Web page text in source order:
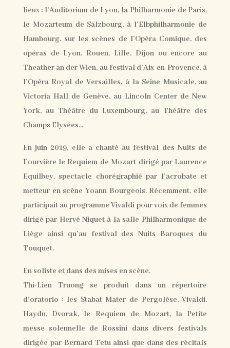
lieux : l’Auditorium de Lyon, la Philharmonie de Paris,
le Mozarteum de Salzbourg, à l’Elbphilharmonie de
Hambourg, sur les scènes de l’Opéra Comique, des
opéras de Lyon, Rouen, Lille, Dijon ou encore au
Theather an der Wien, au festival d’Aix-en-Provence, à
l’Opéra Royal de Versailles, à la Seine Musicale, au
Victoria Hall de Genève, au Lincoln Center de New
York, au Théâtre du Luxembourg, au Théâtre des
Champs Elysées…
En juin 2019, elle a chanté au festival des Nuits de
Fourvière le Requiem de Mozart dirigé par Laurence
Equilbey, spectacle chorégraphié par l’acrobate et
metteur en scène Yoann Bourgeois. Récemment, elle
participait au programme Vivaldi pour voix de femmes
dirigé par Hervé Niquet à la salle Philharmonique de
Liège ainsi qu’au festival des Nuits Baroques du
Touquet.
En soliste et dans des mises en scène,
Thi-Lien Truong se produit dans un répertoire
d’oratorio : les Stabat Mater de Pergolèse, Vivaldi,
Haydn, Dvorak, le Requiem de Mozart, la Petite
messe solennelle de Rossini dans divers festivals
dirigée par Bernard Tetu ainsi que dans des récitals